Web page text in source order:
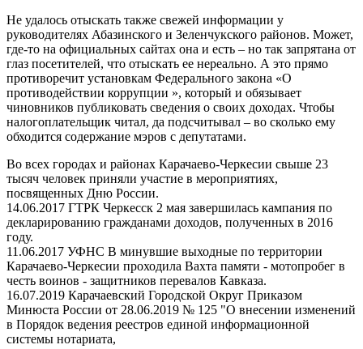
Не удалось отыскать также свежей информации у
руководителях Абазинского и Зеленчукского районов. Может,
где-то на официальных сайтах она и есть – но так запрятана от
глаз посетителей, что отыскать ее нереально. А это прямо
противоречит установкам Федерального закона «О
противодействии коррупции », который и обязывает
чиновников публиковать сведения о своих доходах. Чтобы
налогоплательщик читал, да подсчитывал – во сколько ему
обходится содержание мэров с депутатами.
Во всех городах и районах Карачаево-Черкесии свыше 23
тысяч человек приняли участие в мероприятиях,
посвященных Дню России.
14.06.2017 ГТРК Черкесск 2 мая завершилась кампания по
декларированию гражданами доходов, полученных в 2016
году.
11.06.2017 УФНС В минувшие выходные по территории
Карачаево-Черкесии проходила Вахта памяти - мотопробег в
честь воинов - защитников перевалов Кавказа.
16.07.2019 Карачаевский Городской Округ Приказом
Минюста России от 28.06.2019 № 125 "О внесении изменений
в Порядок ведения реестров единой информационной
системы нотариата,